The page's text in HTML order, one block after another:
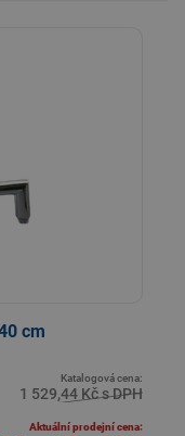
cm
Katalogová cena:
1 529,44 Kč s DPH
Aktuální prodejní cena: